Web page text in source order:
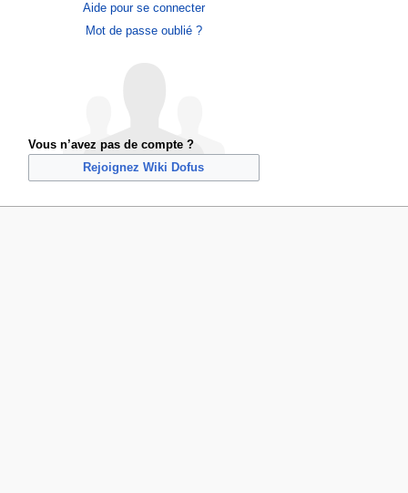
Aide pour se connecter
Mot de passe oublié ?
Vous n’avez pas de compte ?
Rejoignez Wiki Dofus